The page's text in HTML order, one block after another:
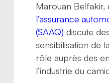
Marouan
l’assurance
(SAAQ) discute
sensibilisation de
rôle auprès des
l’industrie du